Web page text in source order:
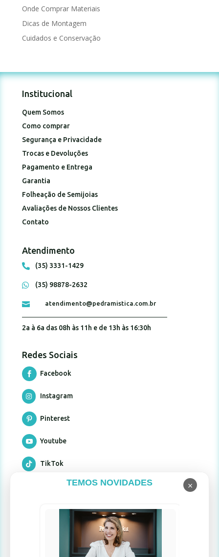
Onde Comprar Materiais
Dicas de Montagem
Cuidados e Conservação
Institucional
Quem Somos
Como comprar
Segurança e Privacidade
Trocas e Devoluções
Pagamento e Entrega
Garantia
Folheação de Semijoias
Avaliações de Nossos Clientes
Contato
Atendimento
 (35) 3331-1429
 (35) 98878-2632
 atendimento@pedramistica.com.br
2a à 6a das 08h às 11h e de 13h às 16:30h
Redes Sociais
 Facebook
 Instagram
 Pinterest
 Youtube
 TikTok
TEMOS NOVIDADES ×